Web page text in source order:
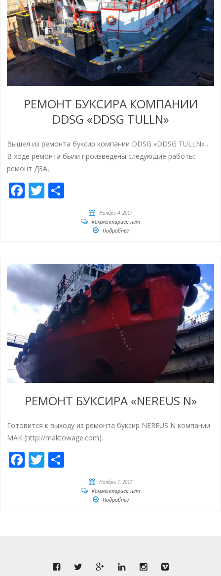
РЕМОНТ БУКСИРА КОМПАНИИ
DDSG «DDSG TULLN»
Вышел из ремонта буксир компании DDSG «DDSG TULLN» .
В ходе ремонта были произведены следующие работы:
ремонт ДЗА,
Facebook
Twitter
Ноябрь 4, 2017
Комментариев нет
Подробнее
РЕМОНТ БУКСИРА «NEREUS N»
Готовится к выходу из ремонта буксир NEREUS N компании
МАК (http://maktowage.com).
Facebook
Twitter
Ноябрь 1, 2017
Комментариев нет
Подробнее